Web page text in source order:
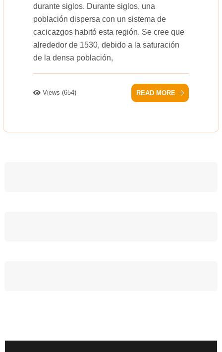
durante siglos. Durante siglos, una
población dispersa con un sistema de
cacicazgos habitó esta región. Se cree que
alrededor de 1530, debido a la saturación
de la densa población,
Views (654) READ MORE